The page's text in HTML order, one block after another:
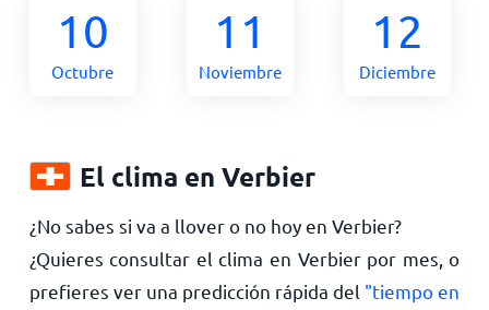
10
Octubre
11
Noviembre
12
Diciembre
El clima en Verbier
¿No sabes si va a llover o no hoy en Verbier?
¿Quieres consultar el clima en Verbier por mes, o
prefieres ver una predicción rápida del "tiempo en